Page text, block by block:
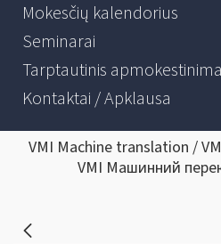
Mokesčių kalendorius
Seminarai
Tarptautinis
Kontaktai / Apklausa
VMI Machine translation /
VMI Машинний